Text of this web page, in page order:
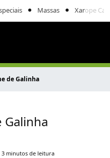
Massas Xarope
de Galinha
Galinha
3 minutos de leitura